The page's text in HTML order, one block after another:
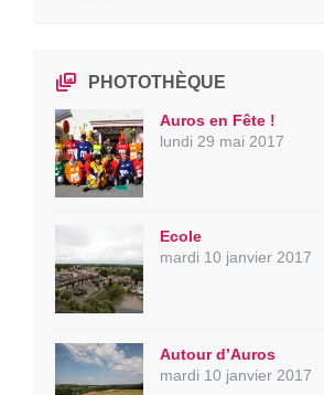
PHOTOTHÈQUE
Auros en Fête !
lundi 29 mai 2017
Ecole
mardi 10 janvier 2017
Autour d’Auros
mardi 10 janvier 2017